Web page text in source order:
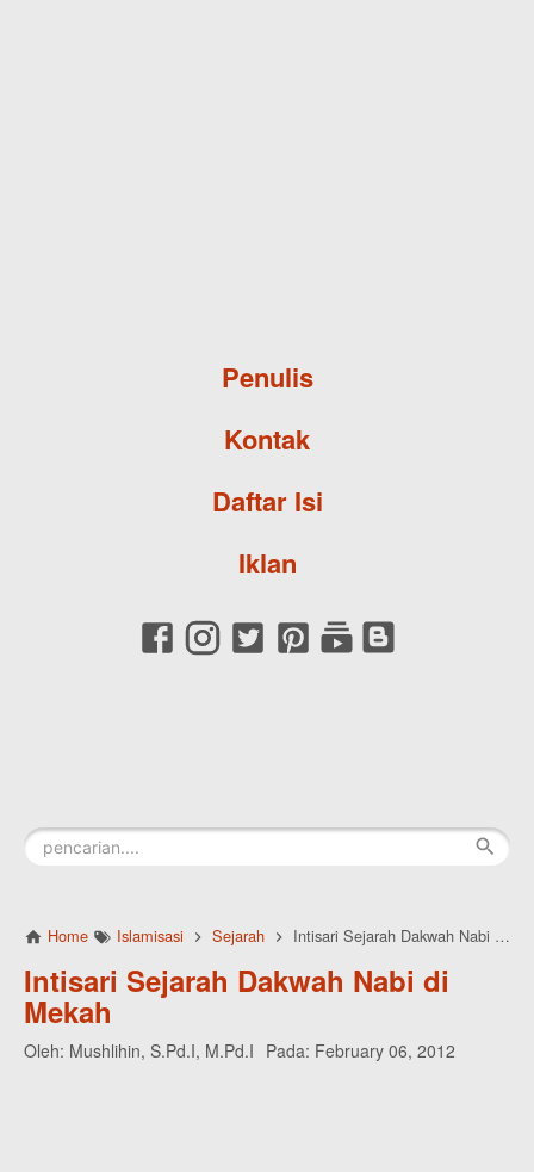
Penulis
Kontak
Daftar Isi
Iklan
Home Islamisasi Sejarah Intisari Sejarah Dakwah Nabi di Mekah
Intisari Sejarah Dakwah Nabi di
Mekah
Oleh: Mushlihin, S.Pd.I, M.Pd.I Pada: February 06, 2012